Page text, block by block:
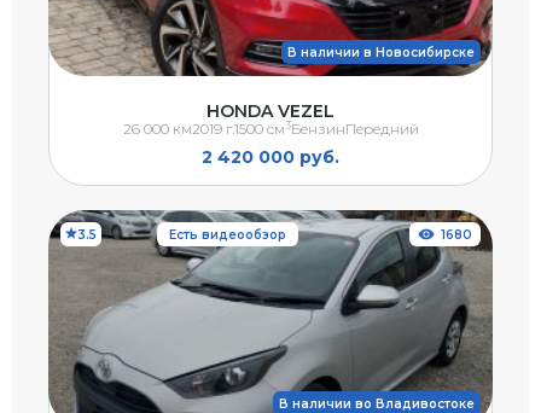
В наличии в Новосибирске
HONDA VEZEL
2 420 000 руб.
26 000 км2019 г.1500 см3БензинПередний
3.5 Есть видеообзор
В наличии во Владивостоке
1680